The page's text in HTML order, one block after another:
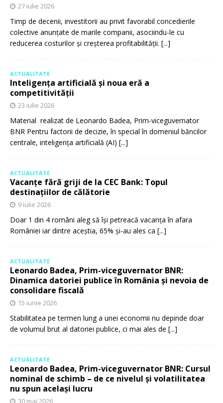
27 iulie 2026
Timp de decenii, investitorii au privit favorabil concedierile
colective anunțate de marile companii, asociindu-le cu
reducerea costurilor și creșterea profitabilității. [...]
ACTUALITATE
Inteligența artificială și noua eră a
competitivității
23 iulie 2026
Material realizat de Leonardo Badea, Prim-viceguvernator
BNR Pentru factorii de decizie, în special în domeniul băncilor
centrale, inteligența artificială (AI) [...]
ACTUALITATE
Vacanțe fără griji de la CEC Bank: Topul
destinațiilor de călătorie
9 iulie 2026
Doar 1 din 4 români aleg să își petreacă vacanța în afara
României iar dintre aceștia, 65% și-au ales ca [...]
ACTUALITATE
Leonardo Badea, Prim-viceguvernator BNR:
Dinamica datoriei publice în România și nevoia de
consolidare fiscală
15 iunie 2026
Stabilitatea pe termen lung a unei economii nu depinde doar
de volumul brut al datoriei publice, ci mai ales de [...]
ACTUALITATE
Leonardo Badea, Prim-viceguvernator BNR: Cursul
nominal de schimb – de ce nivelul și volatilitatea
nu spun același lucru
30 mai 2026